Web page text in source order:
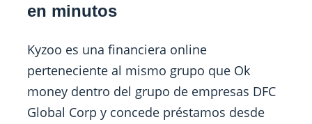
en minutos
Kyzoo es una financiera online
perteneciente al mismo grupo que Ok
money dentro del grupo de empresas DFC
Global Corp y concede préstamos desde